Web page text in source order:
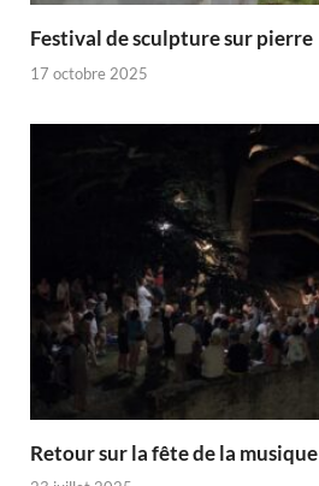
Festival de sculpture sur pierre
17 octobre 2025
Retour sur la fête de la musique